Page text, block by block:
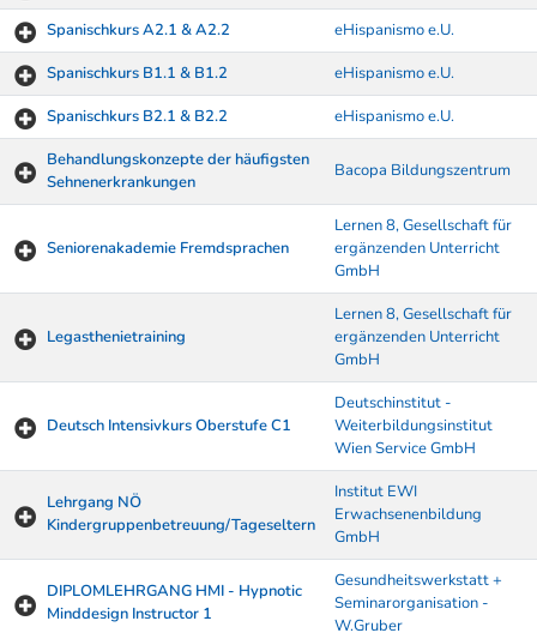
Spanischkurs A2.1 & A2.2
eHispanismo e.U.
Spanischkurs B1.1 & B1.2
eHispanismo e.U.
Spanischkurs B2.1 & B2.2
eHispanismo e.U.
Behandlungskonzepte der häufigsten
Sehnenerkrankungen
Bacopa Bildungszentrum
Seniorenakademie Fremdsprachen
Lernen 8, Gesellschaft für
ergänzenden Unterricht
GmbH
Legasthenietraining
Lernen 8, Gesellschaft für
ergänzenden Unterricht
GmbH
Deutsch Intensivkurs Oberstufe C1
Deutschinstitut -
Weiterbildungsinstitut
Wien Service GmbH
Lehrgang NÖ
Kindergruppenbetreuung/Tageseltern
Institut EWI
Erwachsenenbildung
GmbH
DIPLOMLEHRGANG HMI - Hypnotic
Minddesign Instructor 1
Gesundheitswerkstatt +
Seminarorganisation -
W.Gruber